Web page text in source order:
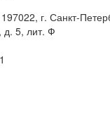
г. Санкт-
5, лит. Ф